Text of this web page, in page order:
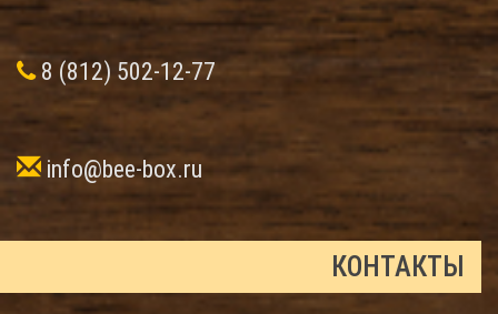
8 (812) 502-12-77
info@bee-box.ru
КОНТАКТЫ